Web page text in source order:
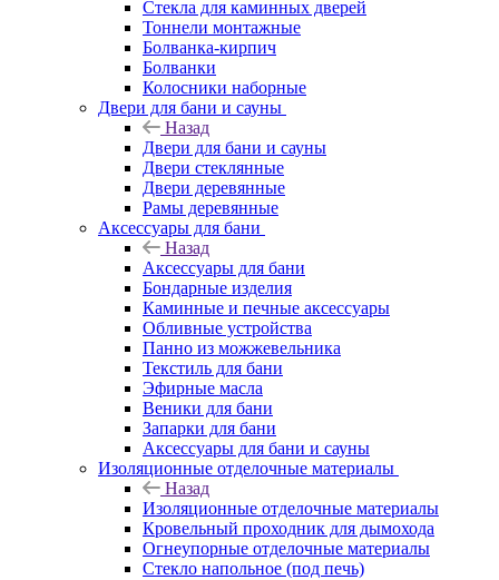
Стекла для каминных дверей
Тоннели монтажные
Болванка-кирпич
Болванки
Колосники наборные
Двери для бани и сауны
Назад
Двери для бани и сауны
Двери стеклянные
Двери деревянные
Рамы деревянные
Аксессуары для бани
Назад
Аксессуары для бани
Бондарные изделия
Каминные и печные аксессуары
Обливные устройства
Панно из можжевельника
Текстиль для бани
Эфирные масла
Веники для бани
Запарки для бани
Аксессуары для бани и сауны
Изоляционные отделочные материалы
Назад
Изоляционные отделочные материалы
Кровельный проходник для дымохода
Огнеупорные отделочные материалы
Стекло напольное (под печь)